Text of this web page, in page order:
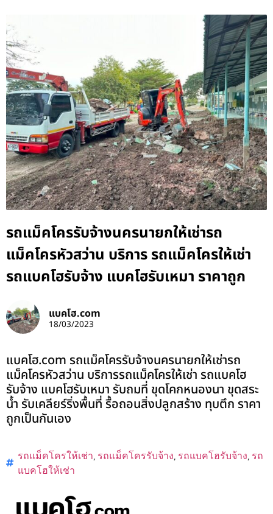
รถแม็คโครรับจ้างนครนายกให้เช่ารถ
แม็คโครหัวสว่าน บริการ รถแม็คโครให้เช่า
รถแบคโฮรับจ้าง แบคโฮรับเหมา ราคาถูก
แบคโฮ.com
18/03/2023
แบคโฮ.com รถแม็คโครรับจ้างนครนายกให้เช่ารถ
แม็คโครหัวสว่าน บริการรถแม็คโครให้เช่า รถแบคโฮ
รับจ้าง แบคโฮรับเหมา รับถมที่ ขุดโคกหนองนา ขุดสระ
น้ำ รับเคลียร์ริ่งพื้นที่ รื้อถอนสิ่งปลูกสร้าง ทุบตึก ราคา
ถูกเป็นกันเอง
รถแม็คโครให้เช่า, รถแม็คโครรับจ้าง, รถแบคโฮรับจ้าง, รถ
แบคโฮให้เช่า